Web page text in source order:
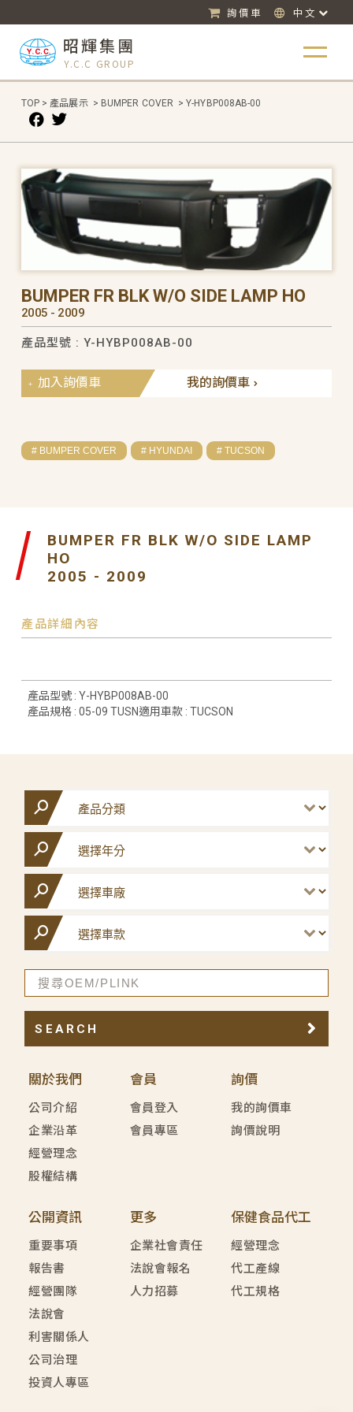
詢價車 中文
昭輝集團
Y.C.C GROUP
TOP > 產品展示 > BUMPER COVER > Y-HYBP008AB-00
BUMPER FR BLK W/O SIDE LAMP HO
2005 - 2009
產品型號 : Y-HYBP008AB-00
我的詢價車
加入詢價車
# BUMPER COVER # HYUNDAI # TUCSON
BUMPER FR BLK W/O SIDE LAMP
HO
2005 - 2009
產品詳細內容
產品型號 : Y-HYBP008AB-00
產品規格 : 05-09 TUSN適用車款 : TUCSON
關於我們
公司介紹
企業沿革
經營理念
股權結構
會員
會員登入
會員專區
詢價
我的詢價車
詢價說明
公開資訊
重要事項
報告書
經營團隊
法說會
利害關係人
公司治理
投資人專區
更多
企業社會責任
法說會報名
人力招募
保健食品代工
經營理念
代工產線
代工規格
SEARCH